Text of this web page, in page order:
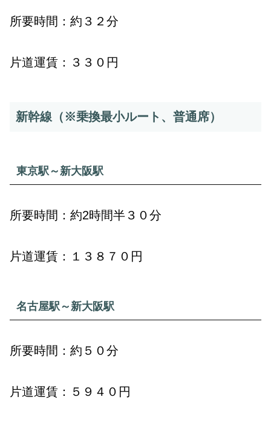
所要時間：約３２分
片道運賃：３３０円
新幹線（※乗換最小ルート、普通席）
東京駅～新大阪駅
所要時間：約2時間半３０分
片道運賃：１３８７０円
名古屋駅～新大阪駅
所要時間：約５０分
片道運賃：５９４０円